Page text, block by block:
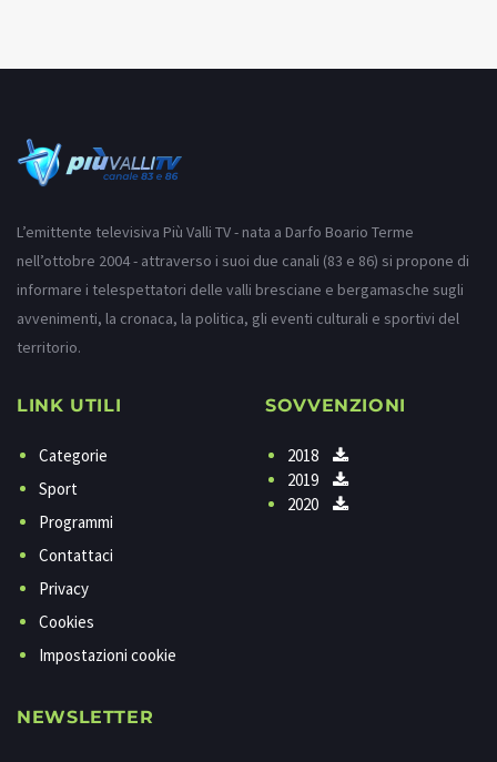
L’emittente televisiva Più Valli TV - nata a Darfo Boario Terme
nell’ottobre 2004 - attraverso i suoi due canali (83 e 86) si propone di
informare i telespettatori delle valli bresciane e bergamasche sugli
avvenimenti, la cronaca, la politica, gli eventi culturali e sportivi del
territorio.
LINK UTILI
Categorie
Sport
Programmi
Contattaci
Privacy
Cookies
Impostazioni cookie
SOVVENZIONI
2018
2019
2020
NEWSLETTER